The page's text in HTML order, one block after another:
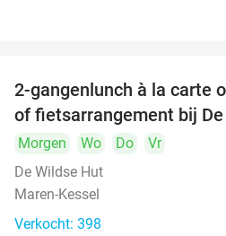
2-gangenlunch à la carte
of fietsarrangement bij
Morgen Wo Do
Vr
De Wildse Hut
Maren-Kessel
Verkocht: 398